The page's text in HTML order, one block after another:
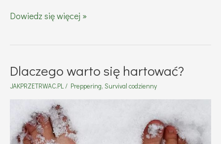
3
w
czasie
zabezpieczyć?
Dowiedz się więcej »
Dlaczego warto się hartować?
JAKPRZETRWAC.PL/ Preppering, Survival codzienny